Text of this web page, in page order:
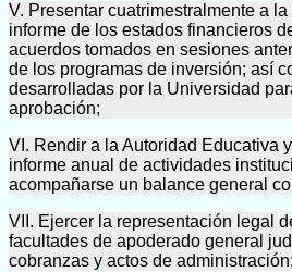
V. Presentar cuatrimestralmente a
informe de los estados financieros
acuerdos tomados en sesiones
de los programas de inversión; así
desarrolladas por la Universidad
aprobación;
VI. Rendir a la Autoridad Educativa
informe anual de actividades
acompañarse un balance general
VII. Ejercer la representación legal
facultades de apoderado general
cobranzas y actos de administración;